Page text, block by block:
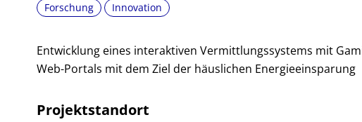
Forschung Innovation
Entwicklung eines interaktiven Vermittlungssystems mit
Web-Portals mit dem Ziel der häuslichen Energieeinsparung
Projektstandort